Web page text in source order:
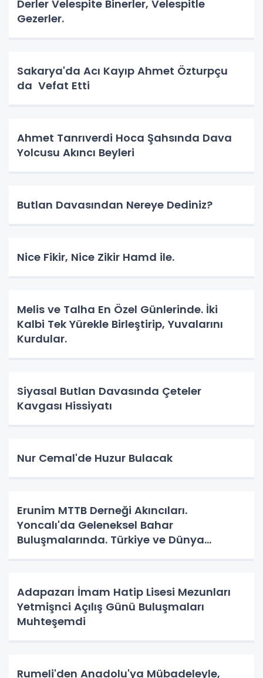
Derler Velespite Binerler, Velespitle
Gezerler.
Sakarya'da Acı Kayıp Ahmet Özturpçu
da Vefat Etti
Ahmet Tanrıverdi Hoca Şahsında Dava
Yolcusu Akıncı Beyleri
Butlan Davasından Nereye Dediniz?
Nice Fikir, Nice Zikir Hamd ile.
Melis ve Talha En Özel Günlerinde. İki
Kalbi Tek Yürekle Birleştirip, Yuvalarını
Kurdular.
Siyasal Butlan Davasında Çeteler
Kavgası Hissiyatı
Nur Cemal'de Huzur Bulacak
Erunim MTTB Derneği Akıncıları.
Yoncalı'da Geleneksel Bahar
Buluşmalarında. Türkiye ve Dünya
Adapazarı İmam Hatip Lisesi Mezunları
Yetmişnci Açılış Günü Buluşmaları
Muhteşemdi
Rumeli'den Anadolu'ya Mübadeleyle,